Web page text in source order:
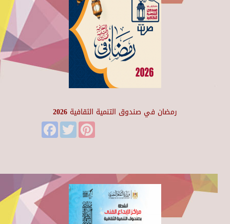
رمضان في صندوق التنمية الثقافية 2026
FacebookTwitter